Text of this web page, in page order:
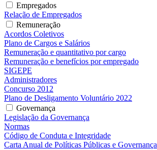
Empregados
Relação de Empregados
Remuneração
Acordos Coletivos
Plano de Cargos e Salários
Remuneração e quantitativo por cargo
Remuneração e benefícios por empregado
SIGEPE
Administradores
Concurso 2012
Plano de Desligamento Voluntário 2022
Governança
Legislação da Governança
Normas
Código de Conduta e Integridade
Carta Anual de Políticas Públicas e Governança